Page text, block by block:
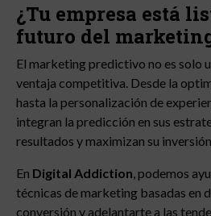
¿Tu empresa está
futuro del
El marketing predictivo no es solo
ventaja competitiva. Desde la
hasta la personalización de
integran la predicción en sus
resultados y maximizan su
En Digital Addiction, podemos
técnicas de marketing basadas en
conversión y adelantarte a las